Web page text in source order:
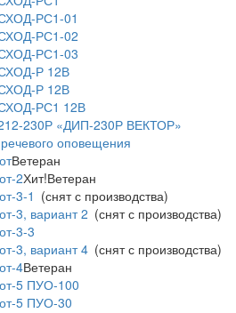
РС1-01
РС1-02
РС1-03
Р 12В
Р 12В
РС1 12В
230Р «ДИП-230Р ВЕКТОР»
оповещения
Ветеран
2Хит!Ветеран
3-1 (снят с производства)
3, вариант 2 (снят с производства)
3-3
3, вариант 4 (снят с производства)
4Ветеран
5 ПУО-100
5 ПУО-30